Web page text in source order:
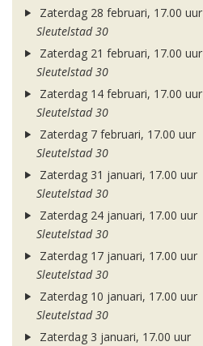
Zaterdag 28 februari, 17.00 uur
Sleutelstad 30
Zaterdag 21 februari, 17.00 uur
Sleutelstad 30
Zaterdag 14 februari, 17.00 uur
Sleutelstad 30
Zaterdag 7 februari, 17.00 uur
Sleutelstad 30
Zaterdag 31 januari, 17.00 uur
Sleutelstad 30
Zaterdag 24 januari, 17.00 uur
Sleutelstad 30
Zaterdag 17 januari, 17.00 uur
Sleutelstad 30
Zaterdag 10 januari, 17.00 uur
Sleutelstad 30
Zaterdag 3 januari, 17.00 uur